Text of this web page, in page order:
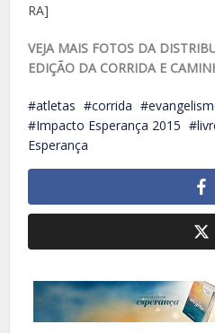
RA]
VEJA MAIS FOTOS DA
EDIÇÃO DA CORRIDA E
atletas corrida
Impacto Esperança 2015
Esperança